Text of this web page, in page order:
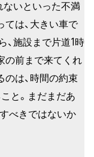
ないといった不満
ては、大きい車で
、施設まで片道1時
の前まで来てくれ
は、時間の約束
と。まだまだあ
べきではないか